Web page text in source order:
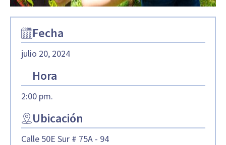
Fecha
julio 20, 2024
Hora
2:00 pm.
Ubicación
Calle 50E Sur # 75A - 94